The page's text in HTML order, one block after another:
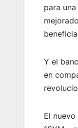
para
Y el
en
El